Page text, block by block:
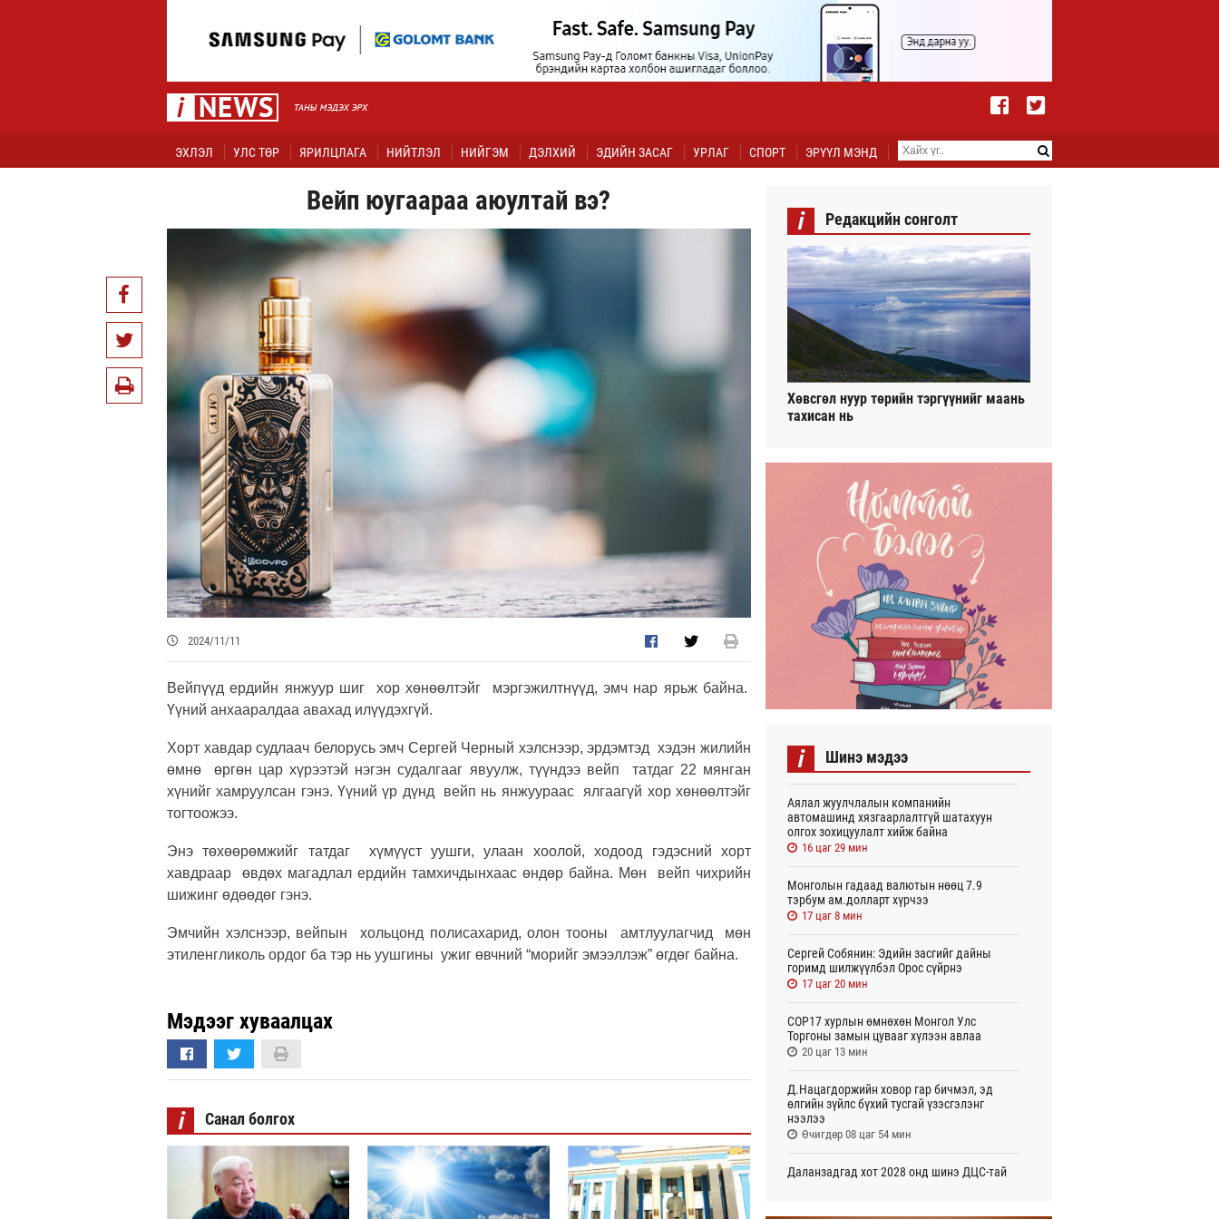
ЭХЛЭЛ УЛС ТӨР ЯРИЛЦЛАГА НИЙТЛЭЛ НИЙГЭМ ДЭЛХИЙ ЭДИЙН ЗАСАГ УРЛАГ СПОРТ ЭРҮҮЛ МЭНД
Вейп юугаараа аюултай вэ?
2024/11/11
Вейпүүд ердийн янжуур шиг хор хөнөөлтэйг мэргэжилтнүүд, эмч нар ярьж байна.
Үүний анхааралдаа авахад илүүдэхгүй.
Хорт хавдар судлаач белорусь эмч Сергей Черный хэлснээр, эрдэмтэд хэдэн жилийн
өмнө өргөн цар хүрээтэй нэгэн судалгааг явуулж, түүндээ вейп татдаг 22 мянган
хүнийг хамруулсан гэнэ. Үүний үр дүнд вейп нь янжуураас ялгаагүй хор хөнөөлтэйг
тогтоожээ.
Энэ төхөөрөмжийг татдаг хүмүүст уушги, улаан хоолой, ходоод гэдэсний хорт
хавдраар өвдөх магадлал ердийн тамхичдынхаас өндөр байна. Мөн вейп чихрийн
шижинг өдөөдөг гэнэ.
Эмчийн хэлснээр, вейпын хольцонд полисахарид, олон тооны амтлуулагчид мөн
этиленгликоль ордог ба тэр нь уушгины ужиг өвчний “морийг эмээллэж” өгдөг байна.
Мэдээг хуваалцах
i Санал болгох
i Редакцийн сонголт
Хөвсгөл нуур төрийн тэргүүнийг маань
тахисан нь
i Шинэ мэдээ
Аялал жуулчлалын компанийн
автомашинд хязгаарлалтгүй шатахуун
олгох зохицуулалт хийж байна
16 цаг 29 мин
Монголын гадаад валютын нөөц 7.9
тэрбум ам.долларт хүрчээ
17 цаг 8 мин
Сергей Собянин: Эдийн засгийг дайны
горимд шилжүүлбэл Орос сүйрнэ
17 цаг 20 мин
COP17 хурлын өмнөхөн Монгол Улс
Торгоны замын цувааг хүлээн авлаа
20 цаг 13 мин
Д.Нацагдоржийн ховор гар бичмэл, эд
өлгийн зүйлс бүхий тусгай үзэсгэлэнг
нээлээ
Өчигдөр 08 цаг 54 мин
Даланзадгад хот 2028 онд шинэ ДЦС-тай